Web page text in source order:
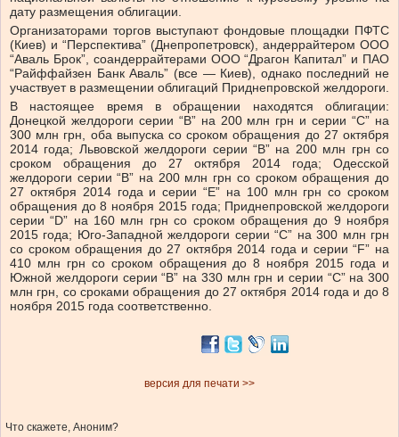
дату размещения облигации.
Организаторами торгов выступают фондовые площадки ПФТС
(Киев) и “Перспектива” (Днепропетровск), андеррайтером ООО
“Аваль Брок”, соандеррайтерами ООО “Драгон Капитал” и ПАО
“Райффайзен Банк Аваль” (все — Киев), однако последний не
участвует в размещении облигаций Приднепровской желдороги.
В настоящее время в обращении находятся облигации:
Донецкой желдороги серии “В” на 200 млн грн и серии “С” на
300 млн грн, оба выпуска со сроком обращения до 27 октября
2014 года; Львовской желдороги серии “В” на 200 млн грн со
сроком обращения до 27 октября 2014 года; Одесской
желдороги серии “В” на 200 млн грн со сроком обращения до
27 октября 2014 года и серии “Е” на 100 млн грн со сроком
обращения до 8 ноября 2015 года; Приднепровской желдороги
серии “D” на 160 млн грн со сроком обращения до 9 ноября
2015 года; Юго-Западной желдороги серии “C” на 300 млн грн
со сроком обращения до 27 октября 2014 года и серии “F” на
410 млн грн со сроком обращения до 8 ноября 2015 года и
Южной желдороги серии “В” на 330 млн грн и серии “С” на 300
млн грн, со сроками обращения до 27 октября 2014 года и до 8
ноября 2015 года соответственно.
версия для печати >>
Что скажете, Аноним?